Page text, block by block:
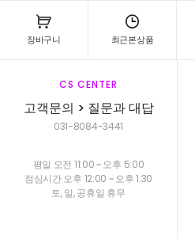
장바구니 최근본상품
CS CENTER
고객문의 > 질문과 대답
031-8084-3441
평일 오전 11:00 ~ 오후 5:00
점심시간 오후 12:00 ~ 오후 1:30
토, 일, 공휴일 휴무